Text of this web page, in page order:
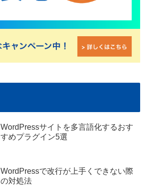
WordPressサイトを多言語化するおす
すめプラグイン5選
WordPressで改行が上手くできない際
の対処法